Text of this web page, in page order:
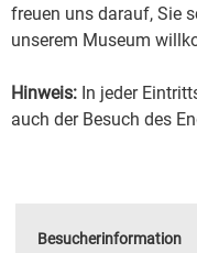
freuen uns darauf, Sie
unserem Museum
Hinweis: In jeder
auch der Besuch des
Besucherinformation